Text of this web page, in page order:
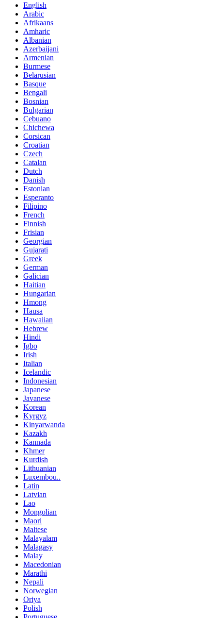
English
Arabic
Afrikaans
Amharic
Albanian
Azerbaijani
Armenian
Burmese
Belarusian
Basque
Bengali
Bosnian
Bulgarian
Cebuano
Chichewa
Corsican
Croatian
Czech
Catalan
Dutch
Danish
Estonian
Esperanto
Filipino
French
Finnish
Frisian
Georgian
Gujarati
Greek
German
Galician
Haitian
Hungarian
Hmong
Hausa
Hawaiian
Hebrew
Hindi
Igbo
Irish
Italian
Icelandic
Indonesian
Japanese
Javanese
Korean
Kyrgyz
Kinyarwanda
Kazakh
Kannada
Khmer
Kurdish
Lithuanian
Luxembou..
Latin
Latvian
Lao
Mongolian
Maori
Maltese
Malayalam
Malagasy
Malay
Macedonian
Marathi
Nepali
Norwegian
Oriya
Polish